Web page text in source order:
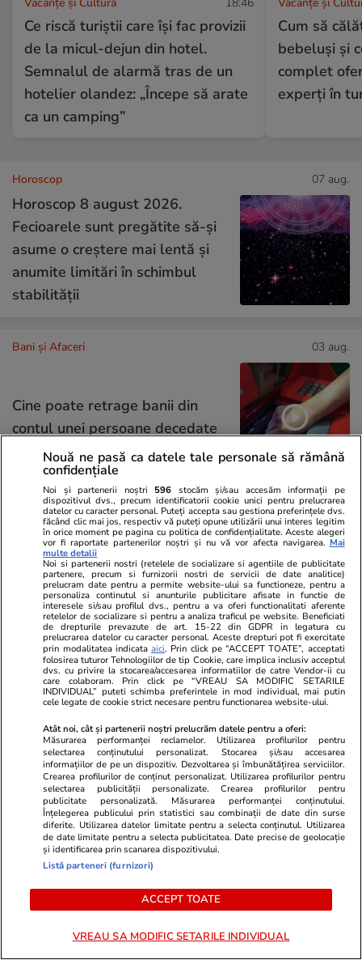
Ce riscă turiștii care își fac provizii
de la micul-dejun din hotel.
Semnalul de alarmă tras de un
hotelier olandez: „Începe să arate
ca un camping”
Cum să
bebeluși și
complet
experți în
Horoscop 07 aug.
Horoscop 8 august 2026.
Fecioarele sunt pregătite să-și
asume o creștere mai lentă și
anumite limitări în schimbul
stabilității
Bani și Afaceri 03 aug.
Cine poate retrage banii din
contul unei persoane decedate
Lifestyle 06 aug.
30 de expresii în turcă esențiale
pentru vacanță: de la bazar la
plajă
Lifestyle 04 aug.
Cum se scrie corect: bineînțeles
sau bine înțeles
Știri România
Două barje au fost scufundate
controlat în Dunăre, într-o
operațiune de 11 ore. A început
și scufundarea ultimelor două
Nouă ne pasă ca datele tale personale să rămână
confidențiale
Noi și partenerii noștri 596 stocăm și/sau accesăm informații pe
dispozitivul dvs., precum identificatorii cookie unici pentru prelucrarea
datelor cu caracter personal. Puteți accepta sau gestiona preferințele dvs.
făcând clic mai jos, respectiv vă puteți opune utilizării unui interes legitim
în orice moment pe pagina cu politica de confidențialitate. Aceste alegeri
vor fi raportate partenerilor noștri și nu vă vor afecta navigarea. Mai
multe detalii
Noi si partenerii nostri (retelele de socializare si agentiile de publicitate
partenere, precum si furnizorii nostri de servicii de date analitice)
prelucram date pentru a permite website-ului sa functioneze, pentru a
personaliza continutul si anunturile publicitare afisate in functie de
interesele si/sau profilul dvs., pentru a va oferi functionalitati aferente
retelelor de socializare si pentru a analiza traficul pe website. Beneficiati
de drepturile prevazute de art. 15-22 din GDPR in legatura cu
prelucrarea datelor cu caracter personal. Aceste drepturi pot fi exercitate
prin modalitatea indicataaici. Prin click pe “ACCEPT TOATE”, acceptati
folosirea tuturor Tehnologiilor de tip Cookie, care implica inclusiv acceptul
dvs. cu privire la stocarea/accesarea informatiilor de catre Vendor-ii cu
care colaboram. Prin click pe “VREAU SA MODIFIC SETARILE
INDIVIDUAL” puteti schimba preferintele in mod individual, mai putin
cele legate de cookie strict necesare pentru functionarea website-ului.
Atât noi, cât și partenerii noștri prelucrăm datele pentru a oferi:
Măsurarea performanței reclamelor. Utilizarea profilurilor pentru
selectarea conținutului personalizat. Stocarea și/sau accesarea
informațiilor de pe un dispozitiv. Dezvoltarea și îmbunătățirea serviciilor.
Crearea profilurilor de conținut personalizat. Utilizarea profilurilor pentru
selectarea publicității personalizate. Crearea profilurilor pentru
publicitate personalizată. Măsurarea performanței conținutului.
Înțelegerea publicului prin statistici sau combinații de date din surse
diferite. Utilizarea datelor limitate pentru a selecta conținutul. Utilizarea
de date limitate pentru a selecta publicitatea. Date precise de geolocație
și identificarea prin scanarea dispozitivului.
Listă parteneri (furnizori)
ACCEPT TOATE
VREAU SA MODIFIC SETARILE INDIVIDUAL